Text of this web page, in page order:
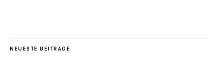
NEUESTE BEITRÄGE